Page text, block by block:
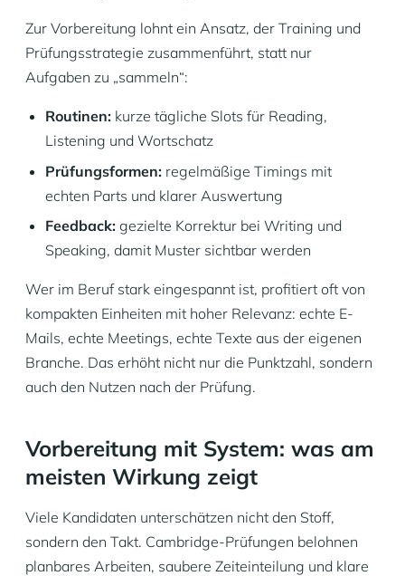
Zur Vorbereitung lohnt ein Ansatz, der Training und
Prüfungsstrategie zusammenführt, statt nur
Aufgaben zu „sammeln“:
Routinen: kurze tägliche Slots für Reading,
Listening und Wortschatz
Prüfungsformen: regelmäßige Timings mit
echten Parts und klarer Auswertung
Feedback: gezielte Korrektur bei Writing und
Speaking, damit Muster sichtbar werden
Wer im Beruf stark eingespannt ist, profitiert oft von
kompakten Einheiten mit hoher Relevanz: echte E-
Mails, echte Meetings, echte Texte aus der eigenen
Branche. Das erhöht nicht nur die Punktzahl, sondern
auch den Nutzen nach der Prüfung.
Vorbereitung mit System: was am
meisten Wirkung zeigt
Viele Kandidaten unterschätzen nicht den Stoff,
sondern den Takt. Cambridge-Prüfungen belohnen
planbares Arbeiten, saubere Zeiteinteilung und klare